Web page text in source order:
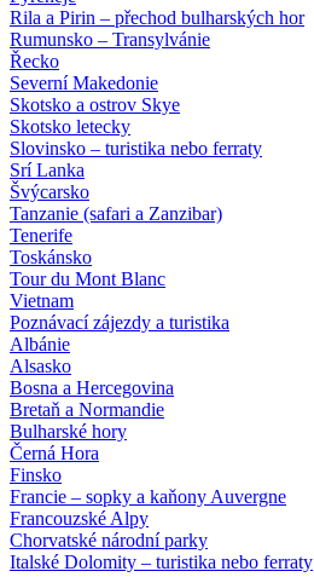
Rila a Pirin – přechod bulharských hor
Rumunsko – Transylvánie
Řecko
Severní Makedonie
Skotsko a ostrov Skye
Skotsko letecky
Slovinsko – turistika nebo ferraty
Srí Lanka
Švýcarsko
Tanzanie (safari a Zanzibar)
Tenerife
Toskánsko
Tour du Mont Blanc
Vietnam
Poznávací zájezdy a turistika
Albánie
Alsasko
Bosna a Hercegovina
Bretaň a Normandie
Bulharské hory
Černá Hora
Finsko
Francie – sopky a kaňony Auvergne
Francouzské Alpy
Chorvatské národní parky
Italské Dolomity – turistika nebo ferraty